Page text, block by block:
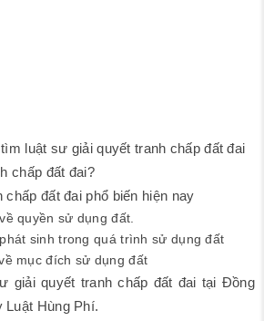
luật sư giải quyết tranh chấp đất đai
chấp đất đai?
chấp đất đai phổ biến hiện nay
quyền sử dụng đất.
sinh trong quá trình sử dụng đất
mục đích sử dụng đất
giải quyết tranh chấp đất đai tại Đồng
Luật Hùng Phí.